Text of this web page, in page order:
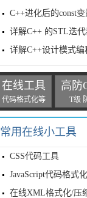
C++进化后的const
详解C++ 的STL迭
在线工具
代码格式化等
高防
T级
常用在线小工具
CSS代码工具
JavaScript代码格式
在线XML格式化/压